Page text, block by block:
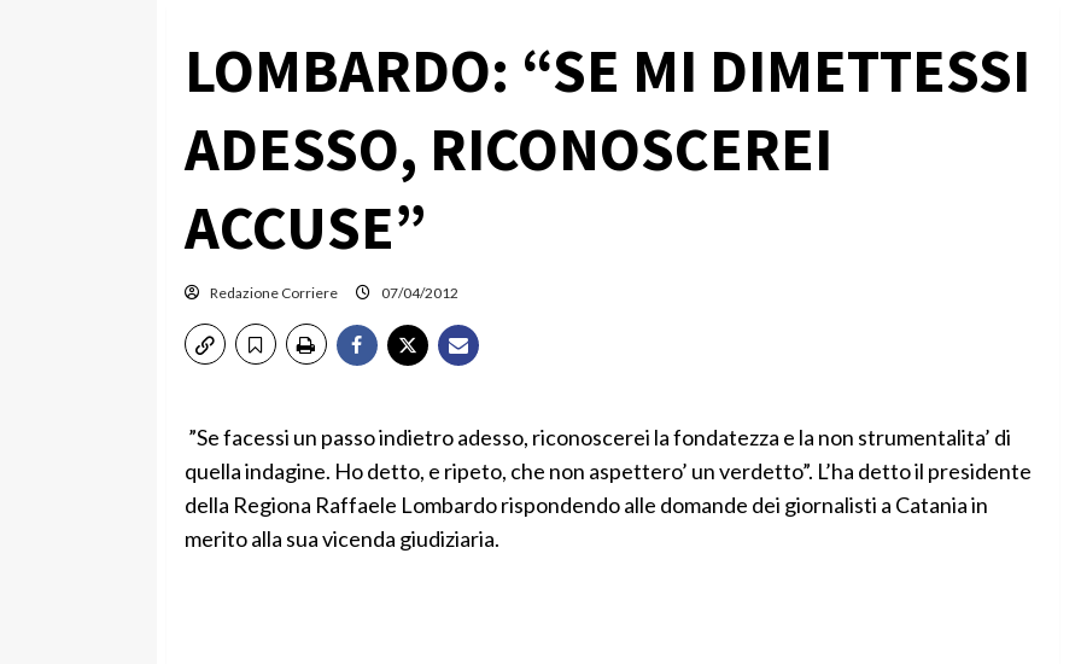
LOMBARDO: “SE MI DIMETTESSI
ADESSO, RICONOSCEREI
ACCUSE”
Redazione Corriere 07/04/2012
”Se facessi un passo indietro adesso, riconoscerei la fondatezza e la non strumentalita’ di
quella indagine. Ho detto, e ripeto, che non aspettero’ un verdetto”. L’ha detto il presidente
della Regiona Raffaele Lombardo rispondendo alle domande dei giornalisti a Catania in
merito alla sua vicenda giudiziaria.